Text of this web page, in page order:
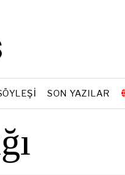
SON YAZILAR